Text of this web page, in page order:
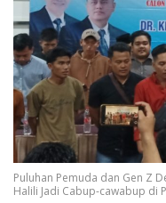
Puluhan Pemuda dan Gen Z
Halili Jadi Cabup-cawabup di